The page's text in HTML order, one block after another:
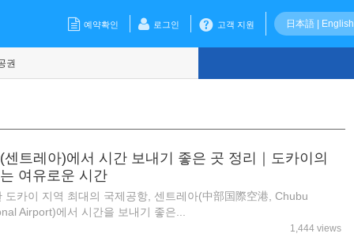
예약확인 로그인 고객 지원 日本語 English
권
트레아)에서 시간 보내기 좋은 곳 정리｜도카이의
여유로운 시간
도카이 지역 최대의 국제공항, 센트레아(中部国際空港, Chubu
Airport)에서 시간을 보내기 좋은...
1,444 views